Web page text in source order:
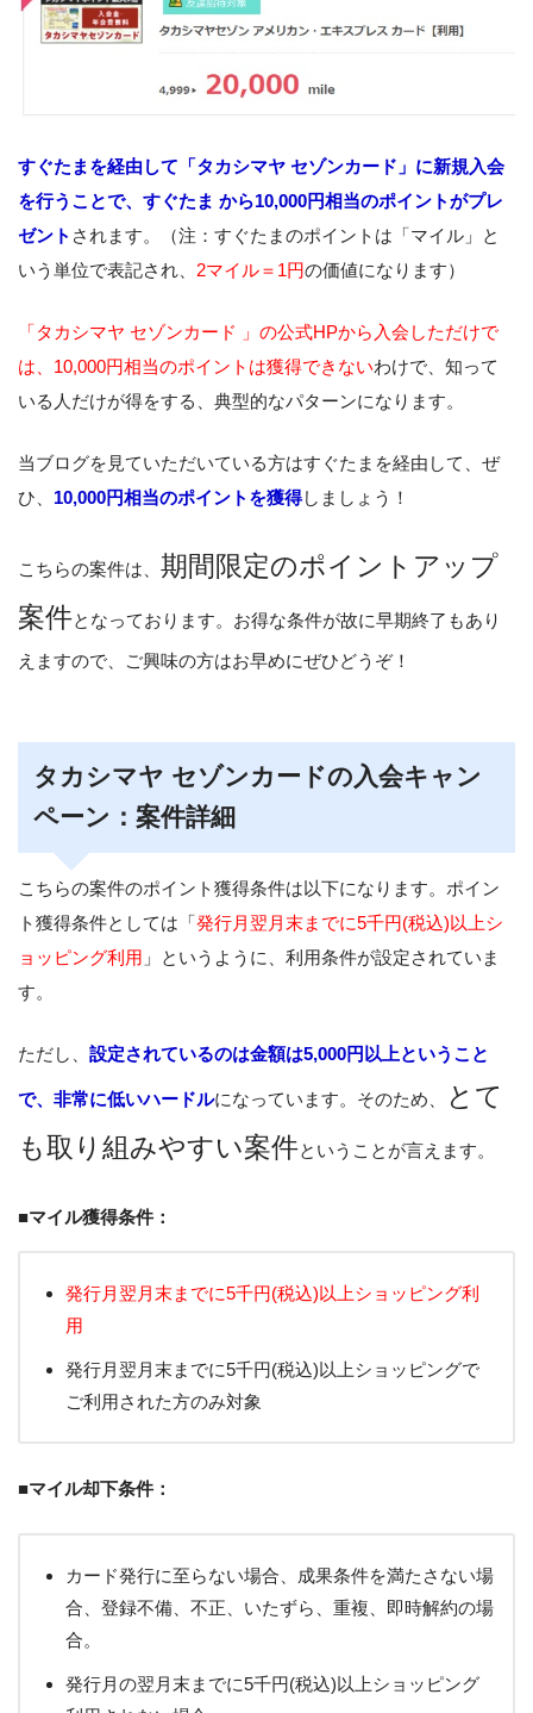
すぐたまを経由して「タカシマヤ セゾンカード」に新規入会
を行うことで、すぐたま から10,000円相当のポイントがプレ
ゼント されます。（注：すぐたまのポイントは「マイル」と
いう単位で表記され、 2マイル＝1円の価値になります）
「タカシマヤ セゾンカード 」の公式HPから入会しただけで
は、10,000円相当のポイントは獲得できないわけで、知って
いる人だけが得をする、典型的なパターンになります。
当ブログを見ていただいている方はすぐたまを経由して、ぜ
ひ、 10,000円相当のポイントを獲得しましょう！
こちらの案件は、 期間限定のポイントアップ
案件となっております。お得な条件が故に早期終了もあり
えますので、ご興味の方はお早めにぜひどうぞ！
タカシマヤ セゾンカードの入会キャン
ペーン：案件詳細
こちらの案件のポイント獲得条件は以下になります。ポイン
ト獲得条件としては「発行月翌月末までに5千円(税込)以上シ
ョッピング利用 」というように、利用条件が設定されていま
す。
ただし、 設定されているのは金額は5,000円以上ということ
で、非常に低いハードルになっています。そのため、
とて
も取り組みやすい案件ということが言えます。
■マイル獲得条件：
発行月翌月末までに5千円(税込)以上ショッピング利
用
発行月翌月末までに5千円(税込)以上ショッピングで
ご利用された方のみ対象
■マイル却下条件：
カード発行に至らない場合、成果条件を満たさない場
合、登録不備、不正、いたずら、重複、即時解約の場
合。
発行月の翌月末までに5千円(税込)以上ショッピング